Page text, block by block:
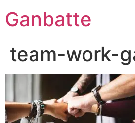
Ganbatte
team-work-